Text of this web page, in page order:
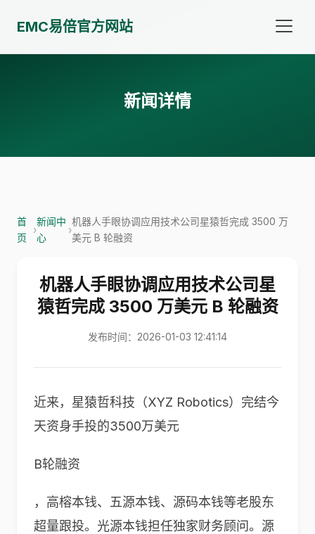
EMC易倍官方网站
新闻详情
首
页
›
新闻中
心
›
机器人手眼协调应用技术公司星猿哲完成 3500 万
美元 B 轮融资
机器人手眼协调应用技术公司星
猿哲完成 3500 万美元 B 轮融资
发布时间：2026-01-03 12:41:14
近来，星猿哲科技（XYZ Robotics）完结今
天资身手投的3500万美元
B轮融资
，高榕本钱、五源本钱、源码本钱等老股东
超量跟投。光源本钱担任独家财务顾问。源